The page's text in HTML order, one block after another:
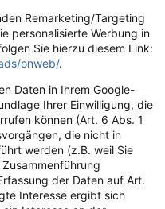
Remarketing/Targeting
personalisierte Werbung in
Sie hierzu diesem Link:
onweb/.
Daten in Ihrem Google-
Ihrer Einwilligung, die
können (Art. 6 Abs. 1
die nicht in
werden (z.B. weil Sie
der Daten auf Art.
Interesse ergibt sich